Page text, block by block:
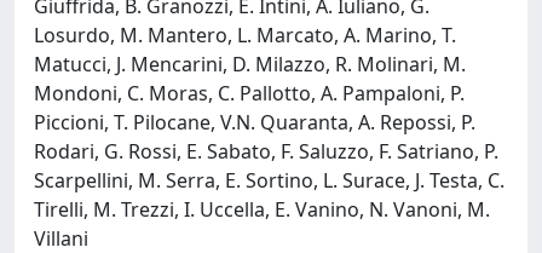
Giuffrida, B. Granozzi, E. Intini, A. Iuliano, G.
Losurdo, M. Mantero, L. Marcato, A. Marino, T.
Matucci, J. Mencarini, D. Milazzo, R. Molinari, M.
Mondoni, C. Moras, C. Pallotto, A. Pampaloni, P.
Piccioni, T. Pilocane, V.N. Quaranta, A. Repossi, P.
Rodari, G. Rossi, E. Sabato, F. Saluzzo, F. Satriano, P.
Scarpellini, M. Serra, E. Sortino, L. Surace, J. Testa, C.
Tirelli, M. Trezzi, I. Uccella, E. Vanino, N. Vanoni, M.
Villani